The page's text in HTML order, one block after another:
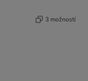
3 možností